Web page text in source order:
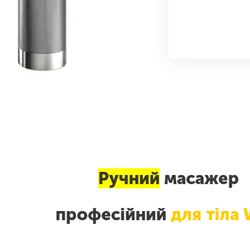
Ручний масажер
професійний для тіла